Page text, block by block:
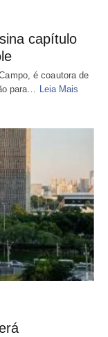
capítulo
é coautora de
para… Leia Mais